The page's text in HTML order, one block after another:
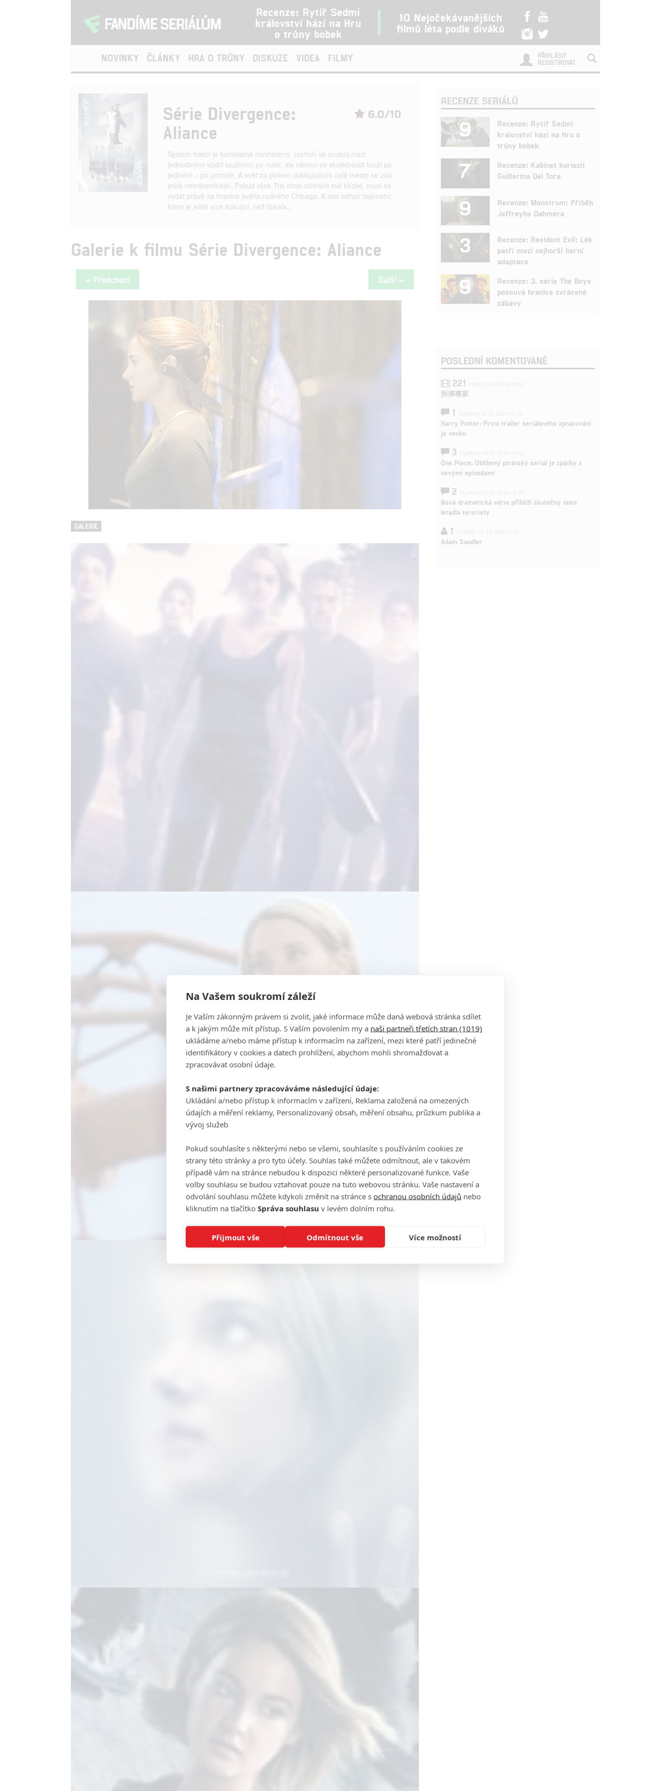
Recenze: Rytíř Sedmi
království hází na Hru
o trůny bobek
10 Nejočekávanějších
filmů léta podle diváků
NOVINKY ČLÁNKY HRA O TRŮNY DISKUZE VIDEA FILMY
PŘIHLÁSIT
REGISTROVAT
6.0/10
Série Divergence:
Aliance
Systém frakcí je kompletně rozvrácený, rozhoří se souboj mezi
jednotlivými vůdci toužícími po moci, ale všichni ve skutečnosti touží po
jediném – po pomstě. A svět za plotem obklopujícím celé město se zdá
ještě nemilosrdnější. Pokud však Tris chce ochránit své blízké, musí se
vydat právě za hranice svého rodného Chicaga. A zde odhalí tajemství,
které je ještě více šokující, než čekala...
Galerie k filmu Série Divergence: Aliance
« Předchozí Další »
GALERIE
RECENZE SERIÁLŮ
9
Recenze: Rytíř Sedmi
království hází na Hru o
trůny bobek
7
Recenze: Kabinet kuriozit
Guillerma Del Tora
9
Recenze: Monstrum: Příběh
Jeffreyho Dahmera
3
Recenze: Resident Evil: Lék
patří mezi nejhorší herní
adaptace
9
Recenze: 3. série The Boys
posouvá hranice zvrácené
zábavy
POSLEDNÍ KOMENTOVANÉ
221
拆彈專家
1
Harry Potter: První trailer seriálového zpracování
je venku
3
One Piece: Oblíbený pirátský seriál je zpátky s
novými epizodami
2
Nová dramatická série přiblíží skutečný únos
letadla teroristy
1
Adam Sandler
Na Vašem soukromí záleží
Je Vaším zákonným právem si zvolit, jaké informace může daná webová stránka sdílet
a k jakým může mít přístup. S Vaším povolením my a naši partneři třetích stran (1019)
ukládáme a/nebo máme přístup k informacím na zařízení, mezi které patří jedinečné
identifikátory v cookies a datech prohlížení, abychom mohli shromažďovat a
zpracovávat osobní údaje.
S našimi partnery zpracováváme následující údaje:
Ukládání a/nebo přístup k informacím v zařízení, Reklama založená na omezených
údajích a měření reklamy, Personalizovaný obsah, měření obsahu, průzkum publika a
vývoj služeb
Pokud souhlasíte s některými nebo se všemi, souhlasíte s používáním cookies ze
strany této stránky a pro tyto účely. Souhlas také můžete odmítnout, ale v takovém
případě vám na stránce nebudou k dispozici některé personalizované funkce. Vaše
volby souhlasu se budou vztahovat pouze na tuto webovou stránku. Vaše nastavení a
odvolání souhlasu můžete kdykoli změnit na stránce s ochranou osobních údajů nebo
kliknutím na tlačítko Správa souhlasu v levém dolním rohu.
Přijmout vše Odmítnout vše Více možností